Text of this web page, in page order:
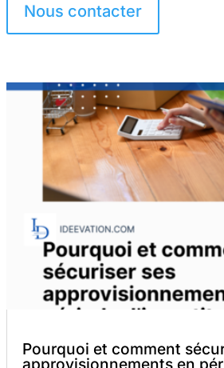
Nous contacter
Pourquoi et comment
approvisionnements en